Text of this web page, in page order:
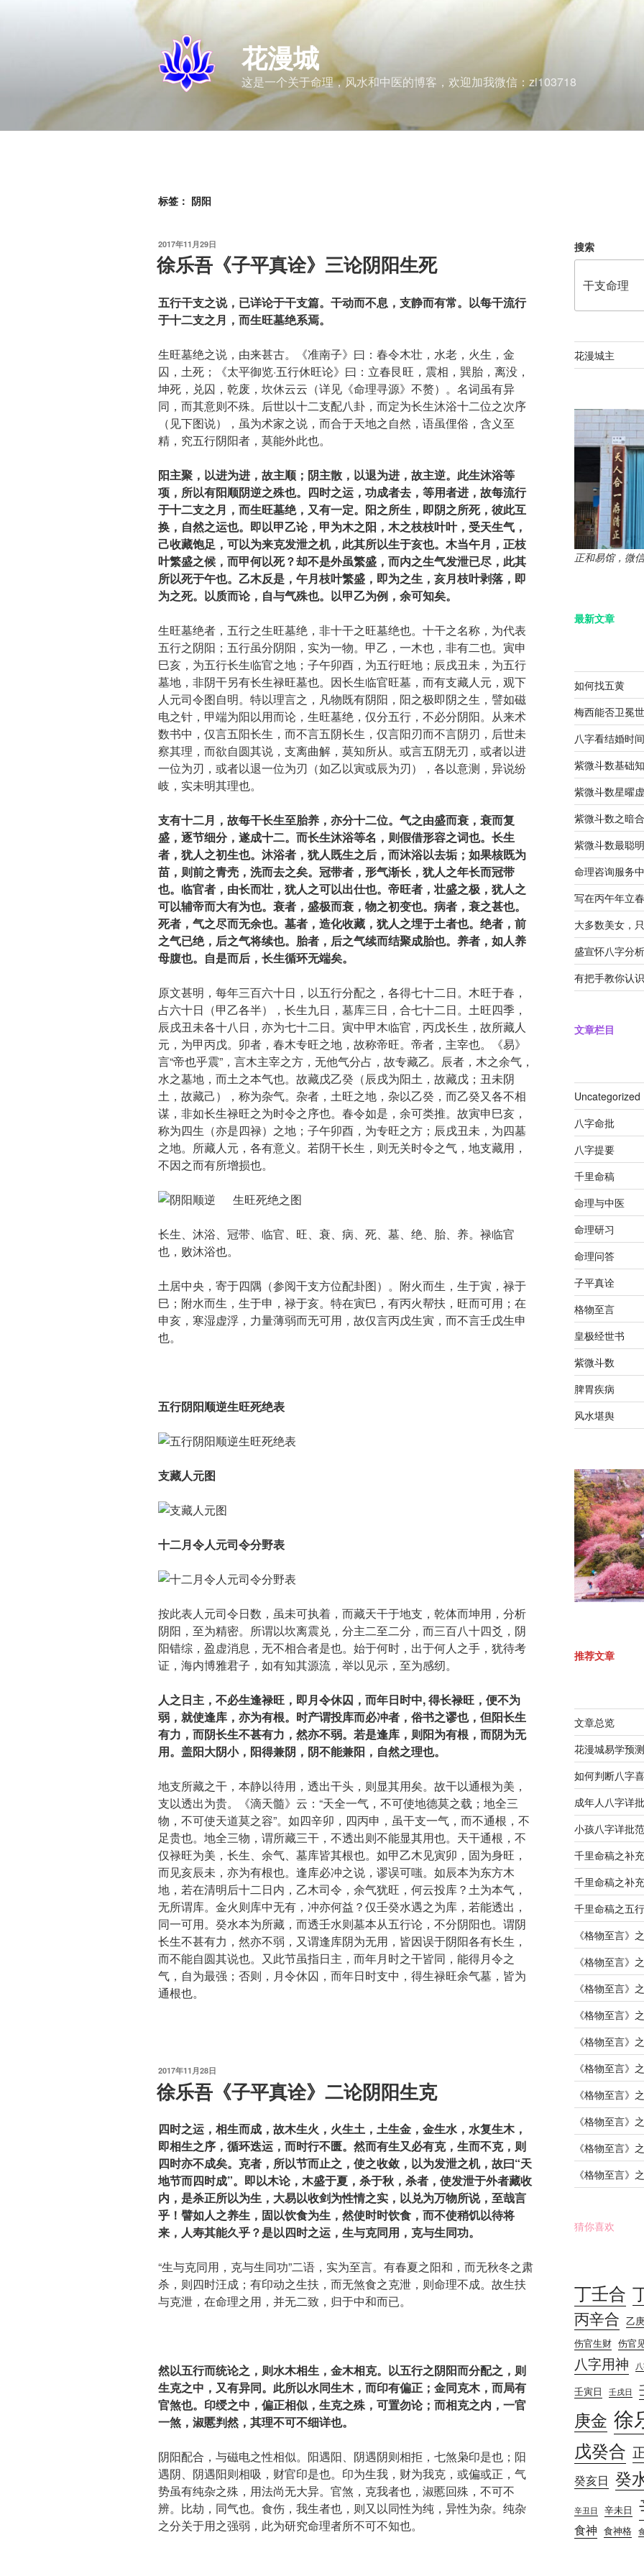
花漫城
这是一个关于命理，风水和中医的博客，欢迎加我微信：zi103718
标签： 阴阳
发
布
于
2017年11月29日
徐乐吾《子平真诠》三论阴阳生死
五行干支之说，已详论于干支篇。干动而不息，支静而有常。以每干流行
于十二支之月，而生旺墓绝系焉。
生旺墓绝之说，由来甚古。《准南子》曰：春令木壮，水老，火生，金
囚，土死；《太平御览·五行休旺论》曰：立春艮旺，震相，巽胎，离没，
坤死，兑囚，乾废，坎休云云（详见《命理寻源》不赘）。名词虽有异
同，而其意则不殊。后世以十二支配八卦，而定为长生沐浴十二位之次序
（见下图说），虽为术家之说，而合于天地之自然，语虽俚俗，含义至
精，究五行阴阳者，莫能外此也。
阳主聚，以进为进，故主顺；阴主散，以退为进，故主逆。此生沐浴等
项，所以有阳顺阴逆之殊也。四时之运，功成者去，等用者进，故每流行
于十二支之月，而生旺墓绝，又有一定。阳之所生，即阴之所死，彼此互
换，自然之运也。即以甲乙论，甲为木之阳，木之枝枝叶叶，受天生气，
己收藏饱足，可以为来克发泄之机，此其所以生于亥也。木当午月，正枝
叶繁盛之候，而甲何以死？却不是外虽繁盛，而内之生气发泄已尽，此其
所以死于午也。乙木反是，午月枝叶繁盛，即为之生，亥月枝叶剥落，即
为之死。以质而论，自与气殊也。以甲乙为例，余可知矣。
生旺墓绝者，五行之生旺墓绝，非十干之旺墓绝也。十干之名称，为代表
五行之阴阳；五行虽分阴阳，实为一物。甲乙，一木也，非有二也。寅申
巳亥，为五行长生临官之地；子午卯酉，为五行旺地；辰戌丑未，为五行
墓地，非阴干另有长生禄旺墓也。因长生临官旺墓，而有支藏人元，观下
人元司令图自明。特以理言之，凡物既有阴阳，阳之极即阴之生，譬如磁
电之针，甲端为阳以用而论，生旺墓绝，仅分五行，不必分阴阳。从来术
数书中，仅言五阳长生，而不言五阴长生，仅言阳刃而不言阴刃，后世未
察其理，而欲自圆其说，支离曲解，莫知所从。或言五阴无刃，或者以进
一位为刃，或者以退一位为刃（如乙以寅或辰为刃），各以意测，异说纷
岐，实未明其理也。
支有十二月，故每干长生至胎养，亦分十二位。气之由盛而衰，衰而复
盛，逐节细分，遂成十二。而长生沐浴等名，则假借形容之词也。长生
者，犹人之初生也。沐浴者，犹人既生之后，而沐浴以去垢；如果核既为
苗，则前之青壳，洗而去之矣。冠带者，形气渐长，犹人之年长而冠带
也。临官者，由长而壮，犹人之可以出仕也。帝旺者，壮盛之极，犹人之
可以辅帝而大有为也。衰者，盛极而衰，物之初变也。病者，衰之甚也。
死者，气之尽而无余也。墓者，造化收藏，犹人之埋于土者也。绝者，前
之气已绝，后之气将续也。胎者，后之气续而结聚成胎也。养者，如人养
母腹也。自是而后，长生循环无端矣。
原文甚明，每年三百六十日，以五行分配之，各得七十二日。木旺于春，
占六十日（甲乙各半），长生九日，墓库三日，合七十二日。土旺四季，
辰戌丑未各十八日，亦为七十二日。寅中甲木临官，丙戊长生，故所藏人
元，为甲丙戊。卯者，春木专旺之地，故称帝旺。帝者，主宰也。《易》
言“帝也乎震”，言木主宰之方，无他气分占，故专藏乙。辰者，木之余气，
水之墓地，而土之本气也。故藏戊乙癸（辰戌为阳土，故藏戊；丑未阴
土，故藏己），称为杂气。杂者，土旺之地，杂以乙癸，而乙癸又各不相
谋，非如长生禄旺之为时令之序也。春令如是，余可类推。故寅申巳亥，
称为四生（亦是四禄）之地；子午卯酉，为专旺之方；辰戌丑未，为四墓
之地。所藏人元，各有意义。若阴干长生，则无关时令之气，地支藏用，
不因之而有所增损也。
长生、沐浴、冠带、临官、旺、衰、病、死、墓、绝、胎、养。禄临官
也，败沐浴也。
土居中央，寄于四隅（参阅干支方位配卦图）。附火而生，生于寅，禄于
巳；附水而生，生于申，禄于亥。特在寅巳，有丙火帮扶，旺而可用；在
申亥，寒湿虚浮，力量薄弱而无可用，故仅言丙戊生寅，而不言壬戊生申
也。
五行阴阳顺逆生旺死绝表
支藏人元图
十二月令人元司令分野表
按此表人元司令日数，虽未可执着，而藏天干于地支，乾体而坤用，分析
阴阳，至为精密。所谓以坎离震兑，分主二至二分，而三百八十四爻，阴
阳错综，盈虚消息，无不相合者是也。始于何时，出于何人之手，犹待考
证，海内博雅君子，如有知其源流，举以见示，至为感纫。
人之日主，不必生逢禄旺，即月令休囚，而年日时中, 得长禄旺，便不为
弱，就使逢库，亦为有根。时产谓投库而必冲者，俗书之谬也，但阳长生
有力，而阴长生不甚有力，然亦不弱。若是逢库，则阳为有根，而阴为无
用。盖阳大阴小，阳得兼阴，阴不能兼阳，自然之理也。
地支所藏之干，本静以待用，透出干头，则显其用矣。故干以通根为美，
支以透出为贵。《滴天髓》云：“天全一气，不可使地德莫之载；地全三
物，不可使天道莫之容”。如四辛卯，四丙申，虽干支一气，而不通根，不
足贵也。地全三物，谓所藏三干，不透出则不能显其用也。天干通根，不
仅禄旺为美，长生、余气、墓库皆其根也。如甲乙木见寅卯，固为身旺，
而见亥辰未，亦为有根也。逢库必冲之说，谬误可嗤。如辰本为东方木
地，若在清明后十二日内，乙木司令，余气犹旺，何云投库？土为本气，
无所谓库。金火则库中无有，冲亦何益？仅壬癸水遇之为库，若能透出，
同一可用。癸水本为所藏，而透壬水则墓本从五行论，不分阴阳也。谓阴
长生不甚有力，然亦不弱，又谓逢库阴为无用，皆因误于阴阳各有长生，
而不能自圆其说也。又此节虽指日主，而年月时之干皆同，能得月令之
气，自为最强；否则，月令休囚，而年日时支中，得生禄旺余气墓，皆为
通根也。
发
布
于
2017年11月28日
徐乐吾《子平真诠》二论阴阳生克
四时之运，相生而成，故木生火，火生土，土生金，金生水，水复生木，
即相生之序，循环迭运，而时行不匮。然而有生又必有克，生而不克，则
四时亦不成矣。克者，所以节而止之，使之收敛，以为发泄之机，故曰“天
地节而四时成”。即以木论，木盛于夏，杀于秋，杀者，使发泄于外者藏收
内，是杀正所以为生，大易以收剑为性情之实，以兑为万物所说，至哉言
乎！譬如人之养生，固以饮食为生，然使时时饮食，而不使稍饥以待将
来，人寿其能久乎？是以四时之运，生与克同用，克与生同功。
“生与克同用，克与生同功”二语，实为至言。有春夏之阳和，而无秋冬之肃
杀，则四时汪成；有印动之生扶，而无煞食之克泄，则命理不成。故生扶
与克泄，在命理之用，并无二致，归于中和而已。
然以五行而统论之，则水木相生，金木相克。以五行之阴阳而分配之，则
生克之中，又有异同。此所以水同生木，而印有偏正；金同克木，而局有
官煞也。印绶之中，偏正相似，生克之殊，可置勿论；而相克之内，一官
一煞，淑慝判然，其理不可不细详也。
阴阳配合，与磁电之性相似。阳遇阳、阴遇阴则相拒，七煞枭印是也；阳
遇阴、阴遇阳则相吸，财官印是也。印为生我，财为我克，或偏或正，气
势虽有纯杂之殊，用法尚无大异。官煞，克我者也，淑慝回殊，不可不
辨。比劫，同气也。食伤，我生者也，则又以同性为纯，异性为杂。纯杂
之分关于用之强弱，此为研究命理者所不可不知也。
搜索
花漫城主
正和易馆，微
最新文章
如何找五黄
梅西能否卫冕
八字看结婚时间
紫微斗数基础
紫微斗数星曜
紫微斗数之暗
紫微斗数最聪
命理咨询服务
写在丙午年立春
大多数美女，
盛宣怀八字分析
有把手教你认
文章栏目
Uncategorized
八字命批
八字提要
千里命稿
命理与中医
命理研习
命理问答
子平真诠
格物至言
皇极经世书
紫微斗数
脾胃疾病
风水堪舆
推荐文章
文章总览
花漫城易学预
如何判断八字
成年人八字详
小孩八字详批
千里命稿之补
千里命稿之补
千里命稿之五
《格物至言》
《格物至言》
《格物至言》
《格物至言》
《格物至言》
《格物至言》
《格物至言》
《格物至言》
《格物至言》
《格物至言》
猜你喜欢
丁壬合
丙辛合 乙
伤官生财 伤官
八字用神
壬寅日 壬戌日
庚金 徐
戊癸合
癸亥日 癸
辛丑日 辛未日
食神 食神格